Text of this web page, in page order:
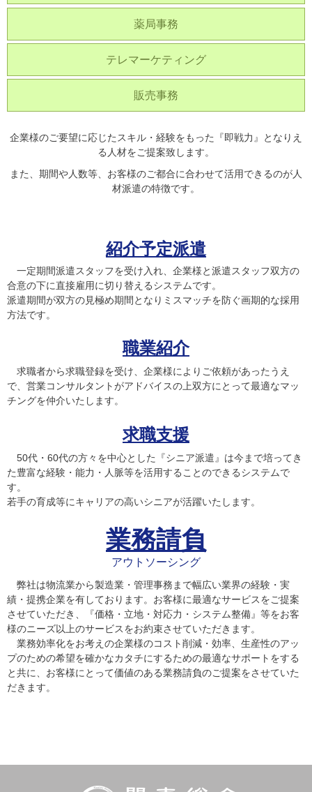
薬局事務
テレマーケティング
販売事務
企業様のご要望に応じたスキル・経験をもった『即戦力』となりえ
る人材をご提案致します。
また、期間や人数等、お客様のご都合に合わせて活用できるのが人
材派遣の特徴です。
紹介予定派遣
一定期間派遣スタッフを受け入れ、企業様と派遣スタッフ双方の
合意の下に直接雇用に切り替えるシステムです。
派遣期間が双方の見極め期間となりミスマッチを防ぐ画期的な採用
方法です。
職業紹介
求職者から求職登録を受け、企業様によりご依頼があったうえ
で、営業コンサルタントがアドバイスの上双方にとって最適なマッ
チングを仲介いたします。
求職支援
50代・60代の方々を中心とした『シニア派遣』は今まで培ってき
た豊富な経験・能力・人脈等を活用することのできるシステムで
す。
若手の育成等にキャリアの高いシニアが活躍いたします。
業務請負
アウトソーシング
弊社は物流業から製造業・管理事務まで幅広い業界の経験・実
績・提携企業を有しております。お客様に最適なサービスをご提案
させていただき、『価格・立地・対応力・システム整備』等をお客
様のニーズ以上のサービスをお約束させていただきます。
業務効率化をお考えの企業様のコスト削減・効率、生産性のアッ
プのための希望を確かなカタチにするための最適なサポートをする
と共に、お客様にとって価値のある業務請負のご提案をさせていた
だきます。